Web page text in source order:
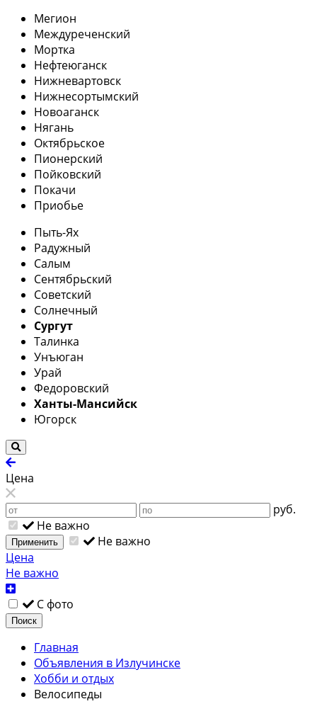
Мегион
Междуреченский
Мортка
Нефтеюганск
Нижневартовск
Нижнесортымский
Новоаганск
Нягань
Октябрьское
Пионерский
Пойковский
Покачи
Приобье
Пыть-Ях
Радужный
Салым
Сентябрьский
Советский
Солнечный
Сургут
Талинка
Унъюган
Урай
Федоровский
Ханты-Мансийск
Югорск
Цена
руб.
Не важно
Применить
Не важно
Цена
Не важно
С фото
Поиск
Главная
Объявления в Излучинске
Хобби и отдых
Велосипеды